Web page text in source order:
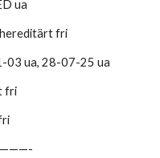
ua
fri
03 ua, 28-07-25 ua
fri